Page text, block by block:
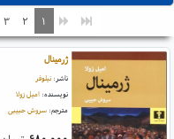
۱ ۲ ۳
ژرمینال
ناشر: نیلوفر
نویسنده: امیل زولا
مترجم: سروش حبیبی